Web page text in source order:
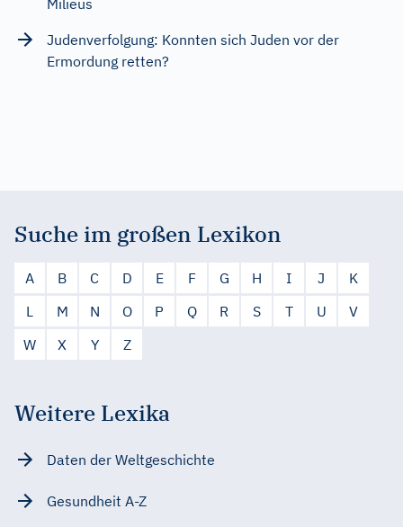
Milieus
Judenverfolgung: Konnten sich Juden vor der
Ermordung retten?
Suche im großen Lexikon
A B C D E F G H I J
K
L
M N O P Q R S T U
V
W
X Y Z
Weitere Lexika
Daten der Weltgeschichte
Gesundheit A-Z